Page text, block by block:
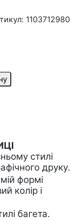
1103712980
стилі
друку.
формі
колір і
багета.